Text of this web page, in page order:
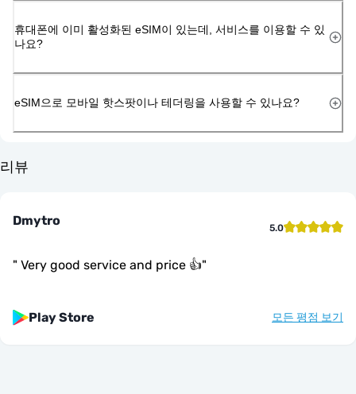
휴대폰에 이미 활성화된 eSIM이 있는데, 서비스를 이용할 수 있
나요?
eSIM으로 모바일 핫스팟이나 테더링을 사용할 수 있나요?
리뷰
Dmytro 5.0
" Very good service and price 👍"
Play Store 모든 평점 보기